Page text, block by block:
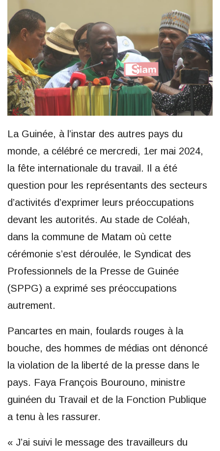
La Guinée, à l’instar des autres pays du
monde, a célébré ce mercredi, 1er mai 2024,
la fête internationale du travail. Il a été
question pour les représentants des secteurs
d’activités d’exprimer leurs préoccupations
devant les autorités. Au stade de Coléah,
dans la commune de Matam où cette
cérémonie s’est déroulée, le Syndicat des
Professionnels de la Presse de Guinée
(SPPG) a exprimé ses préoccupations
autrement.
Pancartes en main, foulards rouges à la
bouche, des hommes de médias ont dénoncé
la violation de la liberté de la presse dans le
pays. Faya François Bourouno, ministre
guinéen du Travail et de la Fonction Publique
a tenu à les rassurer.
« J’ai suivi le message des travailleurs du